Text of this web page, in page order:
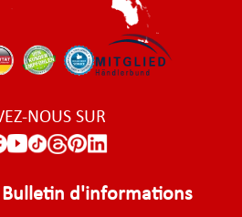
NOUS SUR
d'informations